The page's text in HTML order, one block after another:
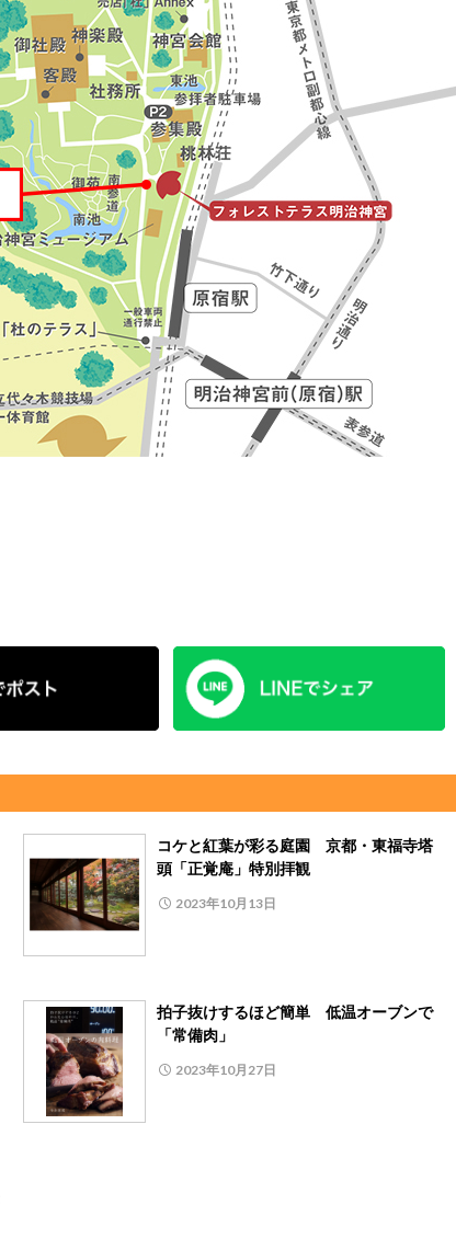
コケと紅葉が彩る庭園 京都・東福寺塔
頭「正覚庵」特別拝観
2023年10月13日
拍子抜けするほど簡単 低温オーブンで
「常備肉」
2023年10月27日